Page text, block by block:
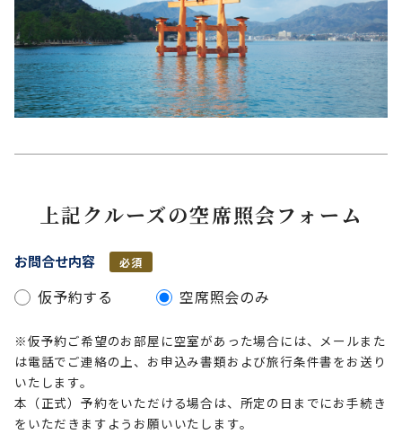
上記クルーズの空席照会フォーム
お問合せ内容 必須
仮予約する 空席照会のみ
※仮予約ご希望のお部屋に空室があった場合には、メールまた
は電話でご連絡の上、お申込み書類および旅行条件書をお送り
いたします。
本（正式）予約をいただける場合は、所定の日までにお手続き
をいただきますようお願いいたします。